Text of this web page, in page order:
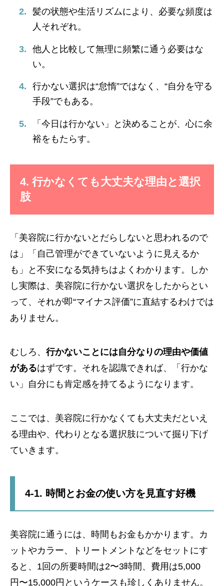
髪の状態や生活リズムにより、必要な頻度は
人それぞれ。
他人と比較して無理に頻繁に通う必要はな
い。
行かない選択は“怠惰”ではなく、“自分を守る
手段”でもある。
「今日は行かない」と決めることが、心に余
裕をもたらす。
4. 行かなくても大丈夫な理由と選択
肢
「美容院に行かないとだらしないと思われるので
は」「自己管理ができていないように見えるか
も」と不安になる気持ちはよくわかります。しか
し実際は、美容院に行かない選択をしたからとい
って、それが即“マイナス評価”に直結するわけでは
ありません。
むしろ、 行かないことには自分なりの理由や価値
があるはずです。それを認識できれば、「行かな
い」自分にも肯定感を持てるようになります。
ここでは、美容院に行かなくても大丈夫だといえ
る理由や、代わりとなる選択肢について掘り下げ
ていきます。
4-1. 時間とお金の使い方を見直す好機
美容院に通うには、時間もお金もかかります。カ
ットやカラー、トリートメントなどをセットにす
ると、1回の所要時間は2〜3時間、費用は5,000
円〜15,000円というケースも珍しくありません。